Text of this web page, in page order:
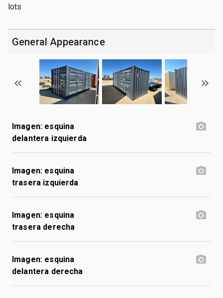
lots
General Appearance
Imagen: esquina
delantera izquierda
Imagen: esquina
trasera izquierda
Imagen: esquina
trasera derecha
Imagen: esquina
delantera derecha